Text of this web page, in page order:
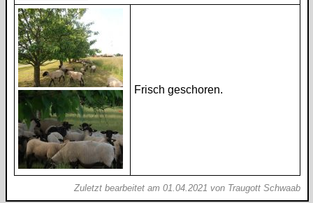
Frisch geschoren.
Zuletzt bearbeitet am 01.04.2021 von Traugott Schwaab